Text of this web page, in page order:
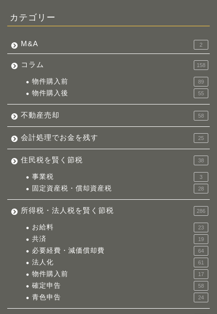
カテゴリー
M&A 2
コラム 158
物件購入前 89
物件購入後 55
不動産売却 58
会計処理でお金を残す 25
住民税を賢く節税 38
事業税 3
固定資産税・償却資産税 28
所得税・法人税を賢く節税 286
お給料 23
共済 19
必要経費・減価償却費 64
法人化 61
物件購入前 17
確定申告 58
青色申告 24